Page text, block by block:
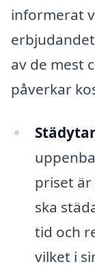
informerat
av de mest
påverkar
priset
ska
tid och
vilket i